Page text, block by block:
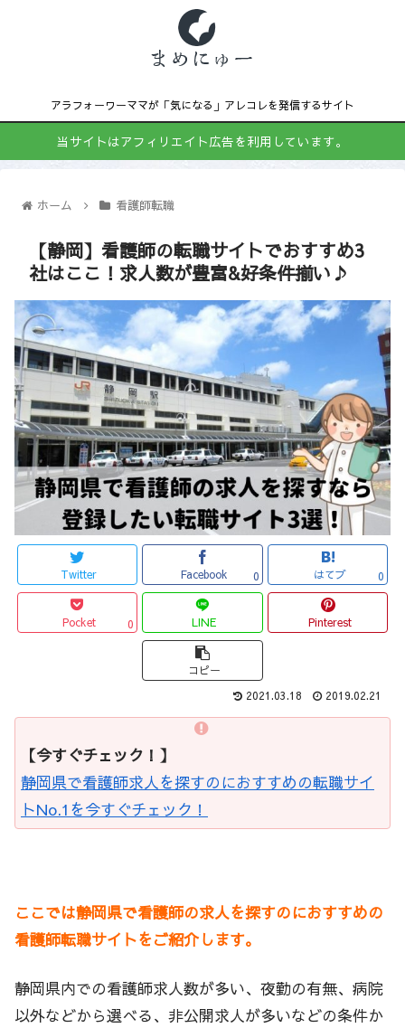
アラフォーワーママが「気になる」アレコレを発信するサイト
当サイトはアフィリエイト広告を利用しています。
ホーム 看護師転職
【静岡】看護師の転職サイトでおすすめ3
社はここ！求人数が豊富&好条件揃い♪
Twitter Facebook 0 はてブ 0
Pocket 0 LINE Pinterest
コピー
2021.03.18
2019.02.21
【今すぐチェック！】
静岡県で看護師求人を探すのにおすすめの転職サイ
トNo.1を今すぐチェック！
ここでは静岡県で看護師の求人を探すのにおすすめの
看護師転職サイトをご紹介します。
静岡県内での看護師求人数が多い、夜勤の有無、病院
以外などから選べる、非公開求人が多いなどの条件か